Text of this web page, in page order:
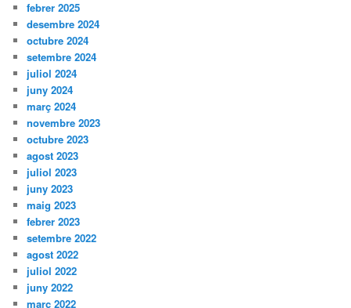
febrer 2025
desembre 2024
octubre 2024
setembre 2024
juliol 2024
juny 2024
març 2024
novembre 2023
octubre 2023
agost 2023
juliol 2023
juny 2023
maig 2023
febrer 2023
setembre 2022
agost 2022
juliol 2022
juny 2022
març 2022